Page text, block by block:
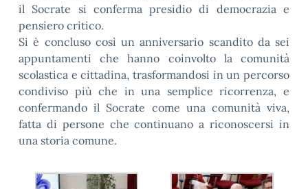
il Socrate si conferma presidio di democrazia e
pensiero critico.
Si è concluso così un anniversario scandito da sei
appuntamenti che hanno coinvolto la comunità
scolastica e cittadina, trasformandosi in un percorso
condiviso più che in una semplice ricorrenza, e
confermando il Socrate come una comunità viva,
fatta di persone che continuano a riconoscersi in
una storia comune.